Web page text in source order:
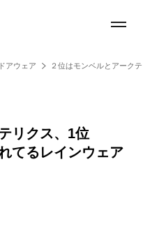
アウェア ２位はモンベルとアーク
リクス、1位
てるレインウェア